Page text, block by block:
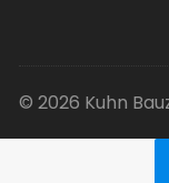
© 2026 Kuhn